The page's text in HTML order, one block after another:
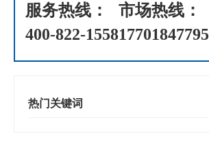
服务热线：
400-822-1558
市场热线：
17701847795
热门关键词